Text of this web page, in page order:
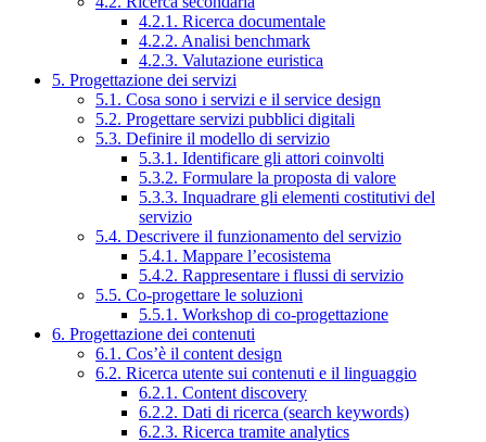
4.2.1. Ricerca documentale
4.2.2. Analisi benchmark
4.2.3. Valutazione euristica
5. Progettazione dei servizi
5.1. Cosa sono i servizi e il service design
5.2. Progettare servizi pubblici digitali
5.3. Definire il modello di servizio
5.3.1. Identificare gli attori coinvolti
5.3.2. Formulare la proposta di valore
5.3.3. Inquadrare gli elementi costitutivi del
servizio
5.4. Descrivere il funzionamento del servizio
5.4.1. Mappare l’ecosistema
5.4.2. Rappresentare i flussi di servizio
5.5. Co-progettare le soluzioni
5.5.1. Workshop di co-progettazione
6. Progettazione dei contenuti
6.1. Cos’è il content design
6.2. Ricerca utente sui contenuti e il linguaggio
6.2.1. Content discovery
6.2.2. Dati di ricerca (search keywords)
6.2.3. Ricerca tramite analytics